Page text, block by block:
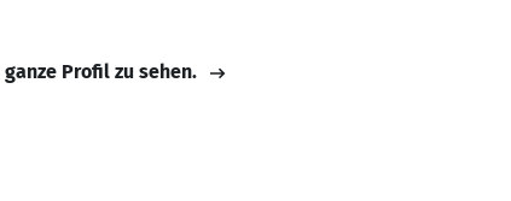
Profil zu sehen.